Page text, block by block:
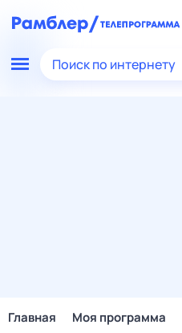
Поиск по интернету
Главная Моя программа